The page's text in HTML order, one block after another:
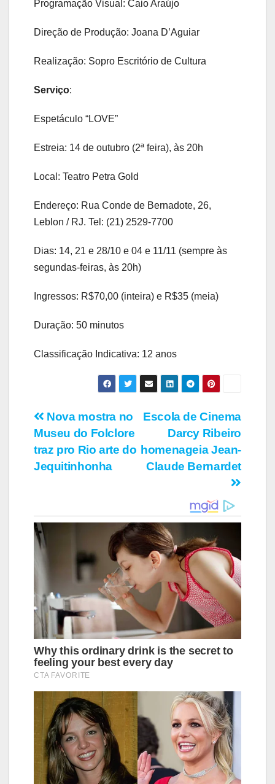
Programação Visual: Caio Araújo
Direção de Produção: Joana D’Aguiar
Realização: Sopro Escritório de Cultura
Serviço:
Espetáculo “LOVE”
Estreia: 14 de outubro (2ª feira), às 20h
Local: Teatro Petra Gold
Endereço: Rua Conde de Bernadote, 26,
Leblon / RJ. Tel: (21) 2529-7700
Dias: 14, 21 e 28/10 e 04 e 11/11 (sempre às
segundas-feiras, às 20h)
Ingressos: R$70,00 (inteira) e R$35 (meia)
Duração: 50 minutos
Classificação Indicativa: 12 anos
Navegação
de
Post
Escola de Cinema
Darcy Ribeiro
homenageia Jean-
Claude Bernardet
Nova mostra no
Museu do Folclore
traz pro Rio arte do
Jequitinhonha